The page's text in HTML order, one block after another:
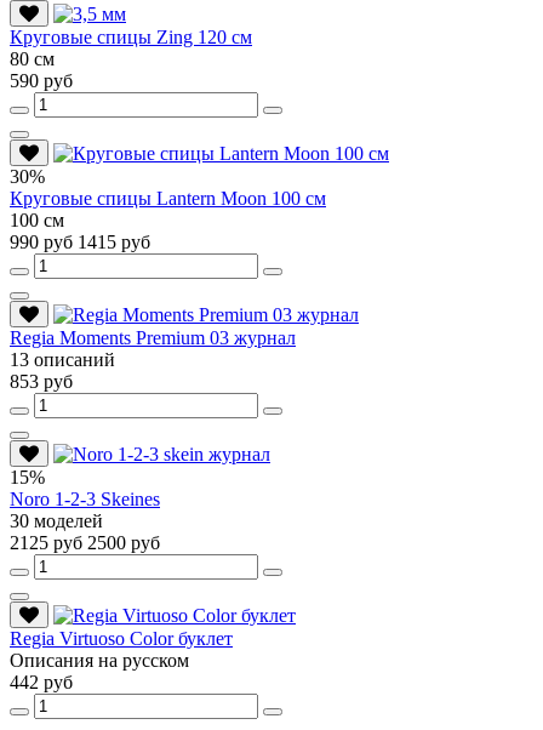
Круговые спицы Zing 120 см
80 см
590 руб
30%
Круговые спицы Lantern Moon 100 см
100 см
990 руб 1415 руб
Regia Moments Premium 03 журнал
13 описаний
853 руб
15%
Noro 1-2-3 Skeines
30 моделей
2125 руб 2500 руб
Regia Virtuoso Color буклет
Описания на русском
442 руб